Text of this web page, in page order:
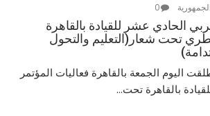
0
الحادي عشر للقيادة بالقاهرة
تحت شعار(التعليم والتحول
اليوم الجمعة بالقاهرة فعاليات المؤتمر
بالقاهرة تحت...